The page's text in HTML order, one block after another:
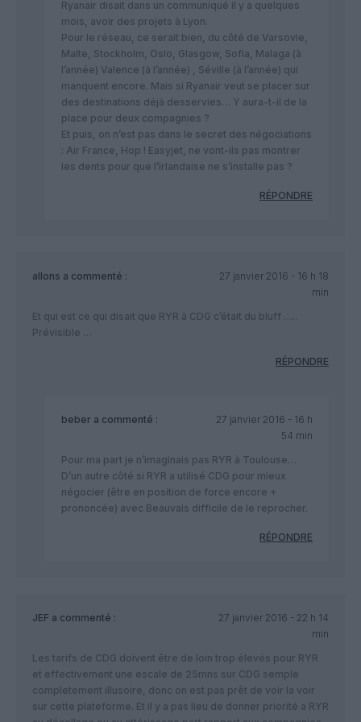
Ryanair disait dans un communiqué il y a quelques
mois, avoir des projets à Lyon.
Pour le réseau, ce serait bien, du côté de Varsovie,
Malte, Stockholm, Oslo, Glasgow, Sofia, Malaga (à
l’année) Valence (à l’année) , Séville (à l’année) qui
manquent encore. Mais si Ryanair veut se placer sur
des destinations déjà desservies… Y aura-t-il de la
place pour deux compagnies ?
Et puis, on n’est pas dans le secret des négociations
: Air France, Hop ! Easyjet, ne vont-ils pas montrer
les dents pour que l’irlandaise ne s’installe pas ?
RÉPONDRE
allons a commenté :
27 janvier 2016 - 16 h 18
min
Et qui est ce qui disait que RYR à CDG c’était du bluff …..
Prévisible …
RÉPONDRE
beber a commenté :
27 janvier 2016 - 16 h
54 min
Pour ma part je n’imaginais pas RYR à Toulouse…
D’un autre côté si RYR a utilisé CDG pour mieux
négocier (être en position de force encore +
prononcée) avec Beauvais difficile de le reprocher.
RÉPONDRE
JEF a commenté :
27 janvier 2016 - 22 h 14
min
Les tarifs de CDG doivent être de loin trop élevés pour RYR
et effectivement une escale de 25mns sur CDG semple
completement illusoire, donc on est pas prêt de voir la voir
sur cette plateforme. Et il y a pas lieu de donner priorité a RYR